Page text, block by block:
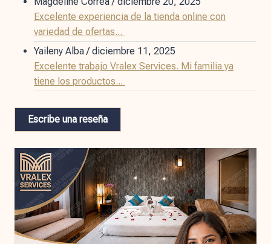
Excelente experiencia de la tienda online con
variedad de ofertas...
Yaileny Alba /diciembre 11, 2025
Excelente trabajo Vralex Services. Mi familia ya
tiene los productos...
Escribe una reseña